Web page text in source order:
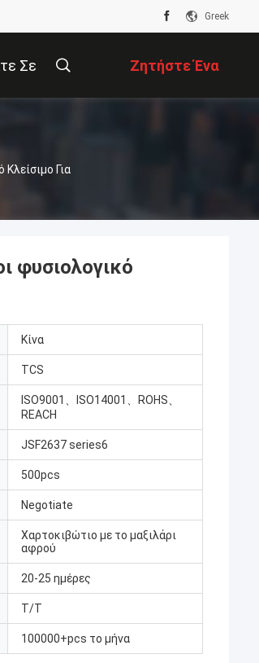
Greek
Σε Ζητήστε Ένα
Απόσπασμα
Για
φυσιολογικό
Κίνα
TCS
ISO9001、ISO14001、ROHS、
REACH
JSF2637 series6
500pcs
Negotiate
Χαρτοκιβώτιο με το μαξιλάρι
αφρού
20-25 ημέρες
T/T
100000+pcs το μήνα